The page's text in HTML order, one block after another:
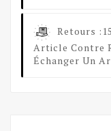
Retours :
Article Contre
Échanger Un